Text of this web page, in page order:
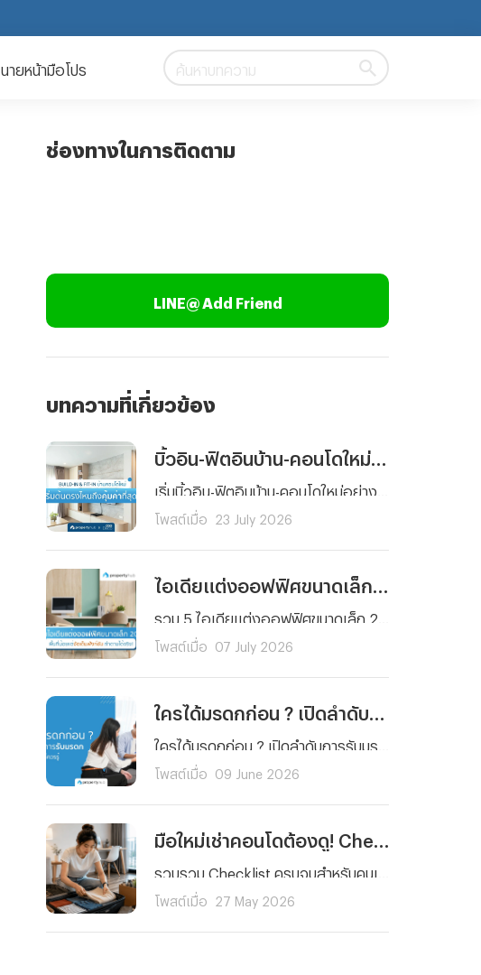
นายหน้ามือโปร ค้นหาบทความ
ช่องทางในการติดตาม
LINE@ Add Friend
บทความที่เกี่ยวข้อง
โพสต์เมื่อ 23 July 2026
โพสต์เมื่อ 07 July 2026
โพสต์เมื่อ 09 June 2026
โพสต์เมื่อ 27 May 2026